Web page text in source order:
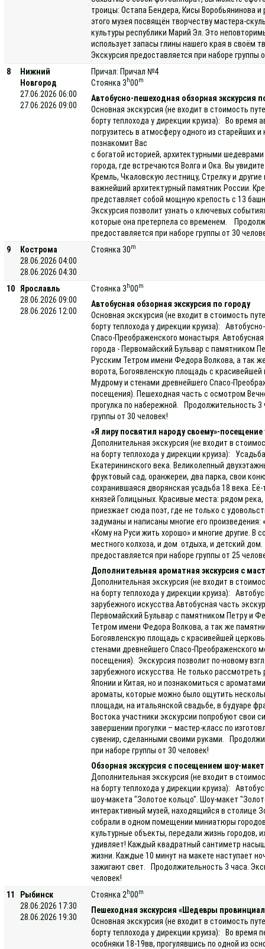
троицы: Остапа Бендера, Кисы Воробьянинова
этого музея посвящён творчеству мастера-
культуры республики Марий Эл. Это
использует запасы глины нашего края в своём
Экскурсия предоставляется при наборе группы
8
Нижний
Новгород
27.06.2026 06:00
27.06.2026 09:00
Причал: Причал №4
Стоянка 3 h00m
Автобусно-пешеходная обзорная экскурсия
Основная экскурсия (не входит в стоимость
борту теплохода у дирекции круиза): Во время
погрузитесь в атмосферу одного из старейших
познакомит Вас
с богатой историей, архитектурными
города, где встречаются Волга и Ока. Вы
Кремль, Чкаловскую лестницу, Стрелку и
важнейший архитектурный памятник России.
представляет собой мощную крепость с 13
Экскурсия позволит узнать о ключевых
которые она претерпела со временем.
предоставляется при наборе группы от 30
9
Кострома
28.06.2026 04:00
28.06.2026 04:30
Стоянка 30m
10
Ярославль
28.06.2026 09:00
28.06.2026 12:00
Стоянка 3 h00m
Автобусная обзорная экскурсия по городу
Основная экскурсия (не входит в стоимость
борту теплохода у дирекции круиза):
Спасо-Преображенского монастыря.
города - Первомайский Бульвар с памятником
Русским Тетром имени Федора Волкова, а так
ворота, Богоявленскую площадь с
Мудрому и стенами древнейшего Спасо-
посещения). Пешеходная часть с осмотром
прогулка по набережной. Продолжительность
группы от 30 человек!
«Я лиру посвятил народу своему»-
Дополнительная экскурсия (не входит в
на борту теплохода у дирекции круиза):
Екатерининского века. Великолепный
фруктовый сад, оранжереи, два парка, свои
сохранившаяся дворянская усадьба 18 века.
князей Голицыных. Красивые места: рядом
приезжает сюда поэт, где не только с
задуманы и написаны многие его
«Кому на Руси жить хорошо» и многие другие. В
местного колхоза, и дом отдыха, и детский
предоставляется при наборе группы от 25
Дополнительная ароматная экскурсия с
Дополнительная экскурсия (не входит в
на борту теплохода у дирекции круиза):
зарубежного искусства.Автобусная часть
Первомайский Бульвар с памятником Петру и
Тетром имени Федора Волкова, а так же
Богоявленскую площадь с красивейшей
стенами древнейшего Спасо-Преображенского
посещения). Экскурсия позволит по-новому
зарубежного искусства. Не только
Японии и Китая, но и познакомиться с
ароматы, которые можно было ощутить
площади, на итальянской свадьбе, в будуаре
Востока участники экскурсии попробуют свои
завершении прогулки – мастер-класс по
сувенир, сделанными своими руками.
при наборе группы от 30 человек!
Обзорная экскурсия с посещением шоу-
Дополнительная экскурсия (не входит в
на борту теплохода у дирекции круиза):
шоу-макета "Золотое кольцо". Шоу-макет
интерактивный музей, находящийся в столице
собрали в одном помещении миниатюры
культурные объекты, передали жизнь городов,
удивляет! Каждый квадратный сантиметр
жизни. Каждые 10 минут на макете наступает
зажигают свет. Продолжительность 3 часа.
человек!
11
Рыбинск
28.06.2026 17:30
28.06.2026 19:30
Стоянка 2 h00m
Пешеходная экскурсия «Шедевры
Основная экскурсия (не входит в стоимость
борту теплохода у дирекции круиза): Во время
особняки 18-19вв, прогулявшись по одной из